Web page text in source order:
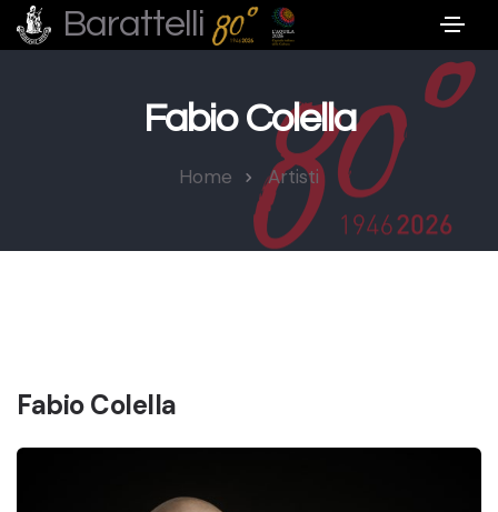
Barattelli
Fabio Colella
Home Artisti
Fabio Colella